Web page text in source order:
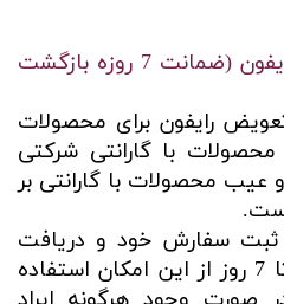
قوانین تعویض محصولات رایفون (ضمانت 7 روزه بازگشت
و تعویض رایفون برای محصولات
با گارانتی شرکتی
عیب محصولات با گارانتی بر
سفارش خود و دریافت
محصول خویش می توانید تا 7 روز از این امکان استفاده